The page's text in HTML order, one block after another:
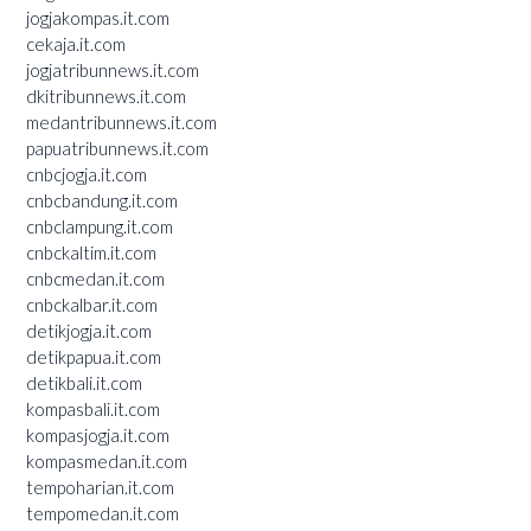
jogjakompas.it.com
cekaja.it.com
jogjatribunnews.it.com
dkitribunnews.it.com
medantribunnews.it.com
papuatribunnews.it.com
cnbcjogja.it.com
cnbcbandung.it.com
cnbclampung.it.com
cnbckaltim.it.com
cnbcmedan.it.com
cnbckalbar.it.com
detikjogja.it.com
detikpapua.it.com
detikbali.it.com
kompasbali.it.com
kompasjogja.it.com
kompasmedan.it.com
tempoharian.it.com
tempomedan.it.com